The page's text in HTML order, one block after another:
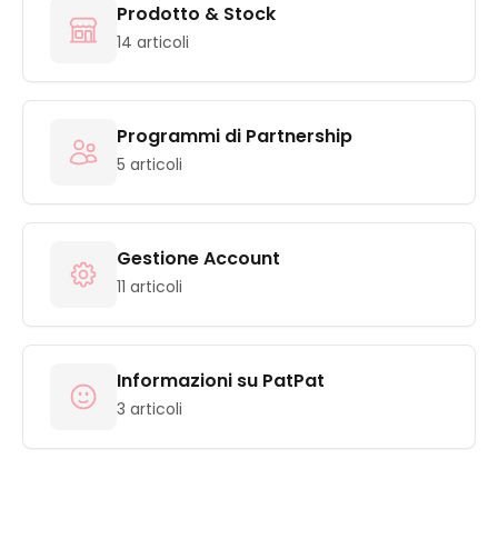
Prodotto & Stock
14 articoli
Programmi di Partnership
5 articoli
Gestione Account
11 articoli
Informazioni su PatPat
3 articoli